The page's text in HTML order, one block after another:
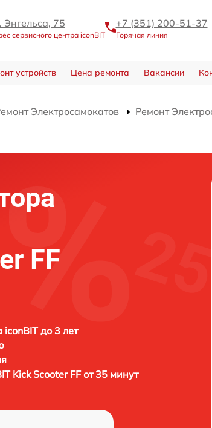
Энгельса, 75
сервисного центра iconBIT
+7 (351) 200-51-37
Горячая линия
устройств Цена ремонта Вакансии
Электросамокатов
Ремонт
FF
iconBIT до 3 лет
Kick Scooter FF от 35 минут